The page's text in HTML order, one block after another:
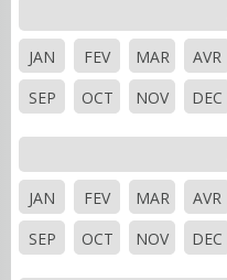
JAN FEV MAR AVR
SEP
OCT NOV DEC
JAN FEV MAR AVR
SEP
OCT NOV DEC